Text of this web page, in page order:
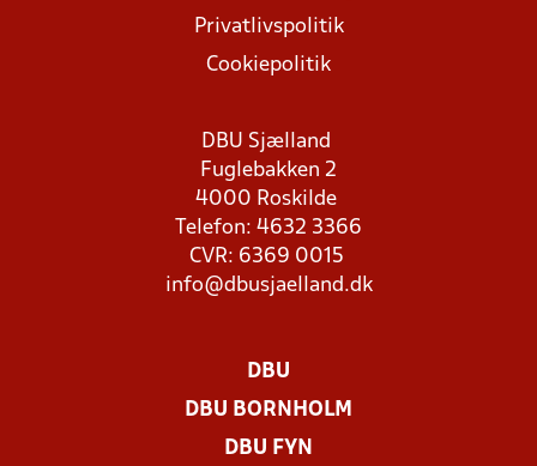
Privatlivspolitik
Cookiepolitik
DBU Sjælland
Fuglebakken 2
4000 Roskilde
Telefon: 4632 3366
CVR: 6369 0015
info@dbusjaelland.dk
DBU
DBU BORNHOLM
DBU FYN